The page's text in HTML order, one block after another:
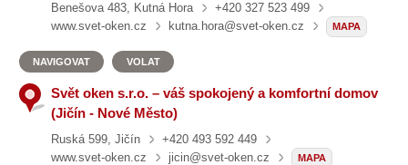
Benešova 483, Kutná Hora
+420 327 523 499
www.svet-oken.cz
kutna.hora@svet-oken.cz MAPA
NAVIGOVAT VOLAT
Svět oken s.r.o. – váš spokojený a komfortní domov
(Jičín - Nové Město)
Ruská 599, Jičín
+420 493 592 449
www.svet-oken.cz
jicin@svet-oken.cz MAPA